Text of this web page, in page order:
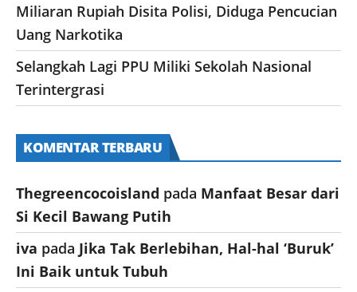
Miliaran Rupiah Disita Polisi, Diduga Pencucian
Uang Narkotika
Selangkah Lagi PPU Miliki Sekolah Nasional
Terintergrasi
KOMENTAR TERBARU
Thegreencocoisland pada Manfaat Besar dari
Si Kecil Bawang Putih
iva pada Jika Tak Berlebihan, Hal-hal ‘Buruk’
Ini Baik untuk Tubuh